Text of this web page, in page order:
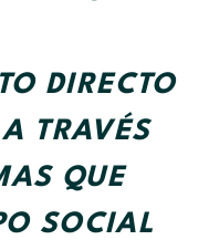
DIRECTO
TRAVÉS
QUE
SOCIAL